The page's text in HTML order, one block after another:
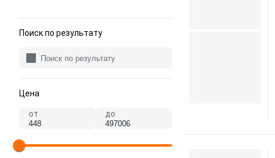
Поиск по результату
Цена
от до